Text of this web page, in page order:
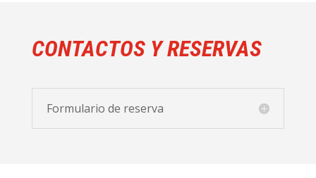
CONTACTOS Y RESERVAS
Formulario de reserva